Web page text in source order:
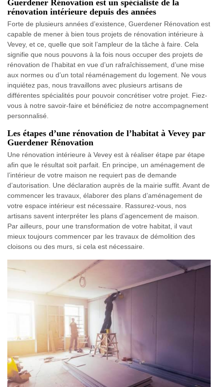
Guerdener Rénovation est un spécialiste de la
rénovation intérieure depuis des années
Forte de plusieurs années d’existence, Guerdener Rénovation est
capable de mener à bien tous projets de rénovation intérieure à
Vevey, et ce, quelle que soit l’ampleur de la tâche à faire. Cela
signifie que nous pouvons à la fois nous occuper des projets de
rénovation de l’habitat en vue d’un rafraîchissement, d’une mise
aux normes ou d’un total réaménagement du logement. Ne vous
inquiétez pas, nous travaillons avec plusieurs artisans de
différentes spécialités pour pouvoir concrétiser votre projet. Fiez-
vous à notre savoir-faire et bénéficiez de notre accompagnement
personnalisé.
Les étapes d’une rénovation de l’habitat à Vevey par
Guerdener Rénovation
Une rénovation intérieure à Vevey est à réaliser étape par étape
afin que le résultat soit parfait. En principe, un aménagement de
l’intérieur de votre maison ne requiert pas de demande
d’autorisation. Une déclaration auprès de la mairie suffit. Avant de
commencer les travaux, élaborer des plans d’aménagement de
votre espace intérieur est nécessaire. Rassurez-vous, nos
artisans savent interpréter les plans d’agencement de maison.
Par ailleurs, pour une transformation de votre habitat, il vaut
mieux toujours commencer par les travaux de démolition des
cloisons ou des murs, si cela est nécessaire.